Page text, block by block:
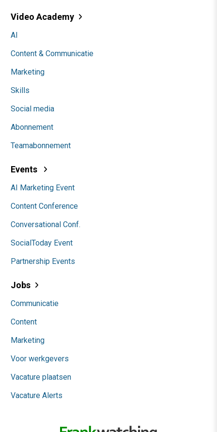
Video Academy
AI
Content & Communicatie
Marketing
Skills
Social media
Abonnement
Teamabonnement
Events
AI Marketing Event
Content Conference
Conversational Conf.
SocialToday Event
Partnership Events
Jobs
Communicatie
Content
Marketing
Voor werkgevers
Vacature plaatsen
Vacature Alerts